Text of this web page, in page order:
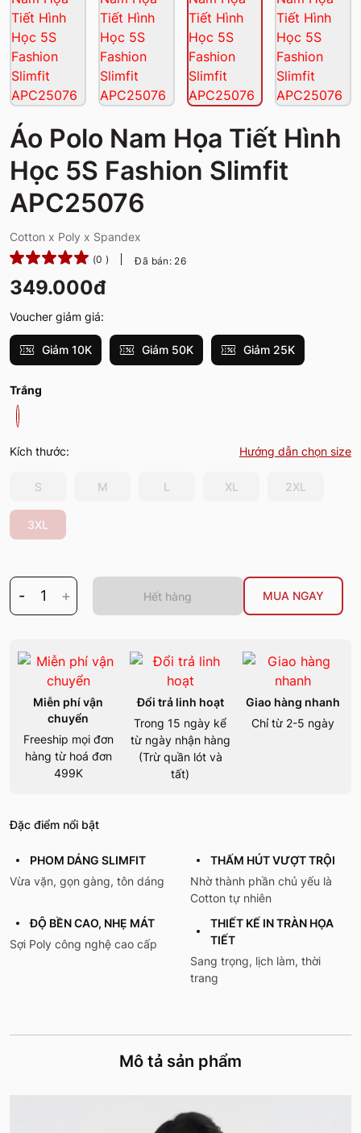
Áo Polo Nam Họa Tiết Hình
Học 5S Fashion Slimfit
APC25076
Cotton x Poly x Spandex
(0 ) Đã bán: 26
349.000đ
Voucher giảm giá:
Giảm 10K Giảm 50K Giảm 25K
Trắng
Kích thước: Hướng dẫn chọn size
S M L XL 2XL
3XL
- 1 + Hết hàng MUA NGAY
Miễn phí vận
chuyển
Freeship mọi đơn
hàng từ hoá đơn
499K
Đổi trả linh hoạt
Trong 15 ngày kể
từ ngày nhận hàng
(Trừ quần lót và
tất)
Giao hàng nhanh
Chỉ từ 2-5 ngày
Đặc điểm nổi bật
PHOM DÁNG SLIMFIT
Vừa vặn, gọn gàng, tôn dáng
THẤM HÚT VƯỢT TRỘI
Nhờ thành phần chủ yếu là
Cotton tự nhiên
ĐỘ BỀN CAO, NHẸ MÁT
Sợi Poly công nghệ cao cấp
THIẾT KẾ IN TRÀN HỌA
TIẾT
Sang trọng, lịch làm, thời
trang
Mô tả sản phẩm